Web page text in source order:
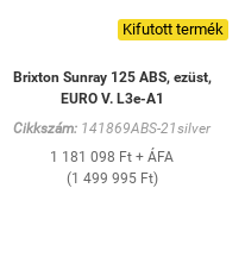
Kifutott termék
Brixton Sunray 125 ABS, ezüst,
EURO V. L3e-A1
Cikkszám: 141869ABS-21silver
1 181 098 Ft + ÁFA
(1 499 995 Ft)